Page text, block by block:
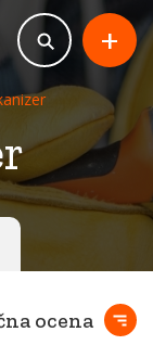
+
ocena